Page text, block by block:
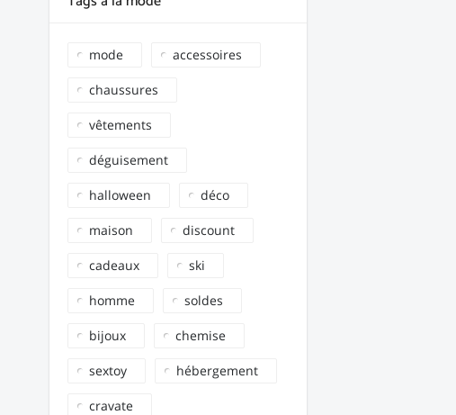
mode accessoires
chaussures
vêtements
déguisement
halloween déco
maison discount
cadeaux ski
homme soldes
bijoux chemise
sextoy hébergement
cravate